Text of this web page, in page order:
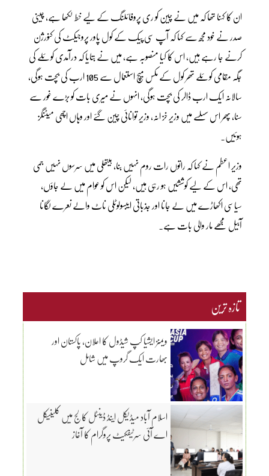
ان کا کہنا تھا کہ میں نے چین کو ری پروفائلنگ کے لیے خط لکھا ہے، چینی
صدر نے خود مجھ سے کہا کہ آپ سی پیک کے کول پاور پروجیکٹ کی کنورژن
کرنے جا رہے ہیں، اس کا کیا منصوبہ ہے، میں نے بتایا کہ درآمدی کوئلے کی
جگہ مقامی کوئلے تھر کول کے مکس میچ استعمال سے 105 ارب کی بچت ہوگی،
سالانہ ایک ارب ڈالر کی بچت ہوگی، انہوں نے میری بات کو بڑے غور سے
سنا، پھر اس سسلسے میں وزیر خز انہ، وزیر توانائی چین گئے اور وہاں اچھی میٹنگز
ہوئیں۔
وزیر اعطم نے کہا کہ راتوں رات روم نہیں بنا، ہیتھلی میں سرسوں نہیں جمی
تھی، اس کے لیے کوششیں ہو رہی ہیں، لیکن اس کو عوام میں لے جاؤں،
سیاسی اکھاڑے میں لے جانا اور جذباتی ایبسولوٹلی ناٹ والے نعرے لگانا
آبیل مجھے مار والی بات ہے۔
تازہ ترین
ویمنز ایشیا کپ شیڈول کا اعلان، پاکستان اور
بھارت ایک گروپ میں شامل
اسلام آباد میڈیکل اینڈ ڈینٹل کالج میں کلینیکل
اے آئی سرٹیفکیٹ پروگرام کا آغاز